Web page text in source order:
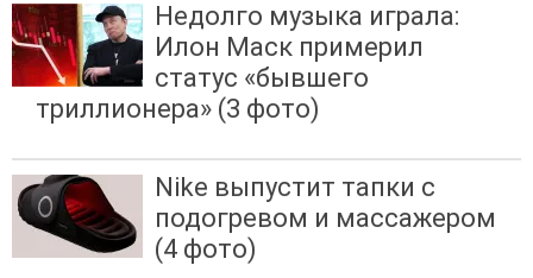
Недолго музыка играла:
Илон Маск примерил
статус «бывшего
триллионера» (3 фото)
Nike выпустит тапки с
подогревом и массажером
(4 фото)